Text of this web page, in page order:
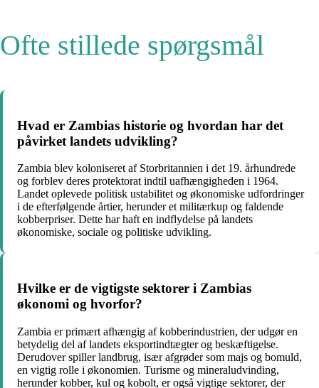
Ofte stillede spørgsmål
Hvad er Zambias historie og hvordan har det
påvirket landets udvikling?
Zambia blev koloniseret af Storbritannien i det 19. århundrede
og forblev deres protektorat indtil uafhængigheden i 1964.
Landet oplevede politisk ustabilitet og økonomiske udfordringer
i de efterfølgende årtier, herunder et militærkup og faldende
kobberpriser. Dette har haft en indflydelse på landets
økonomiske, sociale og politiske udvikling.
Hvilke er de vigtigste sektorer i Zambias
økonomi og hvorfor?
Zambia er primært afhængig af kobberindustrien, der udgør en
betydelig del af landets eksportindtægter og beskæftigelse.
Derudover spiller landbrug, især afgrøder som majs og bomuld,
en vigtig rolle i økonomien. Turisme og mineraludvinding,
herunder kobber, kul og kobolt, er også vigtige sektorer, der